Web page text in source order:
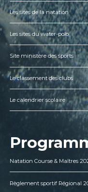
Les sites de la natation
Les sites du water-polo
Site ministère des sports
Le classement des clubs
Le calendrier scolaire
Natation Course & Maîtres
Règlement sportif Régional